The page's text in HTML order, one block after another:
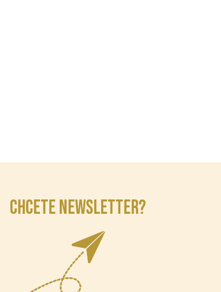
CHCETE NEWSLETTER?